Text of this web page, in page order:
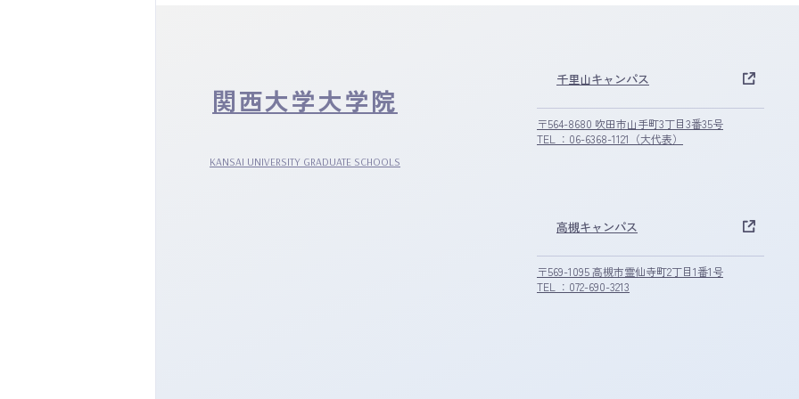
関西大学大学院
KANSAI UNIVERSITY GRADUATE SCHOOLS
千里山キャンパス
〒564-8680 吹田市山手町3丁目3番35号
TEL ：06-6368-1121（大代表）
高槻キャンパス
〒569-1095 高槻市霊仙寺町2丁目1番1号
TEL ：072-690-3213